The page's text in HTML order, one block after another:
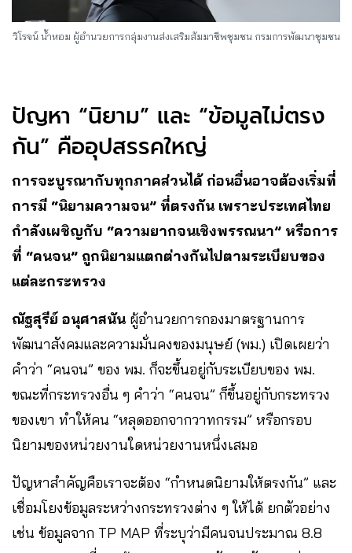
วิโรจน์ น้ำหอม ผู้อำนวยการกลุ่มงานส่งเสริมสัมมาชีพชุมชน กรมการพัฒนาชุมชน
ปัญหา “นิยาม” และ “ข้อมูลไม่ตรง
กัน” คืออุปสรรคใหญ่
การจะบูรณากับทุกภาคส่วนได้ ก่อนอื่นอาจต้องเริ่มที่
การมี “นิยามความจน” ที่ตรงกัน เพราะประเทศไทย
กำลังเผชิญกับ “ความยากจนเชิงพรรณนา” หรือการ
ที่ “คนจน” ถูกนิยามแตกต่างกันไปตามระเบียบของ
แต่ละกระทรวง
ณัฐสุรีย์ อนุศาสนัน ผู้อำนวยการกองมาตรฐานการ
พัฒนาสังคมและความมั่นคงของมนุษย์ (พม.) เปิดเผยว่า
คำว่า “คนจน” ของ พม. ก็จะขึ้นอยู่กับระเบียบของ พม.
ขณะที่กระทรวงอื่น ๆ คำว่า “คนจน” ก็ขึ้นอยู่กับกระทรวง
ของเขา ทำให้คน “หลุดออกจากวาทกรรม” หรือกรอบ
นิยามของหน่วยงานใดหน่วยงานหนึ่งเสมอ
ปัญหาสำคัญคือเราจะต้อง “กำหนดนิยามให้ตรงกัน” และ
เชื่อมโยงข้อมูลระหว่างกระทรวงต่าง ๆ ให้ได้ ยกตัวอย่าง
เช่น ข้อมูลจาก TP MAP ที่ระบุว่ามีคนจนประมาณ 8.8